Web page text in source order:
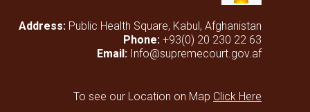
Address: Public Health Square, Kabul, Afghanistan
Phone: +93(0) 20 230 22 63
Email: Info@supremecourt.gov.af
To see our Location on Map Click Here